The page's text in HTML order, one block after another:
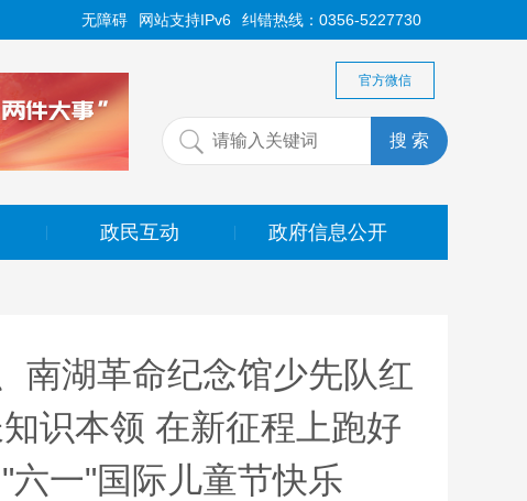
纠错热线：0356-5227730
网站支持IPv6
无障碍
官方微信
政民互动 政府信息公开
南湖革命纪念馆少先队红
识本领 在新征程上跑好
六一"国际儿童节快乐